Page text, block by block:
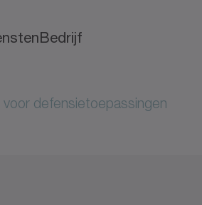
Bedrijf
defensietoepassingen